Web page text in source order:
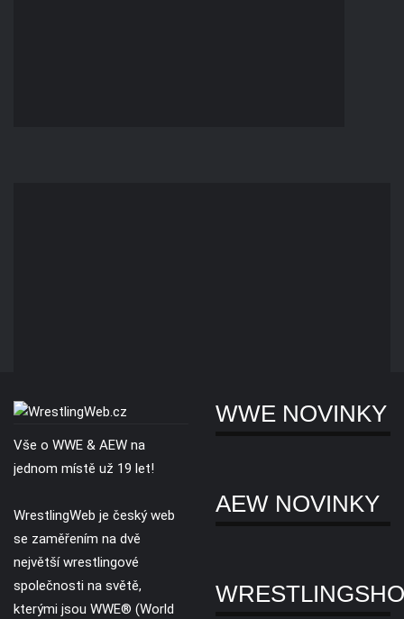
Vše o WWE & AEW na
jednom místě už 19 let!
WrestlingWeb je český web
se zaměřením na dvě
největší wrestlingové
společnosti na světě,
kterými jsou WWE® (World
WWE NOVINKY
AEW NOVINKY